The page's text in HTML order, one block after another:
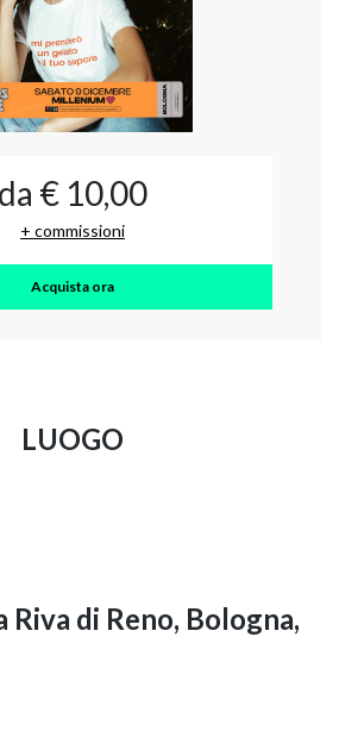
da € 10,00
+ commissioni
Acquista ora
LUOGO
di Reno, Bologna,